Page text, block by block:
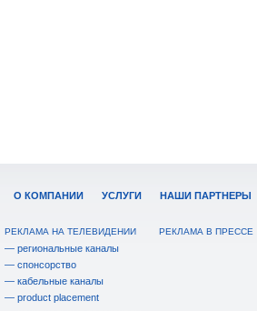
О КОМПАНИИ УСЛУГИ НАШИ ПАРТНЕРЫ
РЕКЛАМА НА ТЕЛЕВИДЕНИИ
— региональные каналы
— спонсорство
— кабельные каналы
— product placement
РЕКЛАМА В ПРЕССЕ